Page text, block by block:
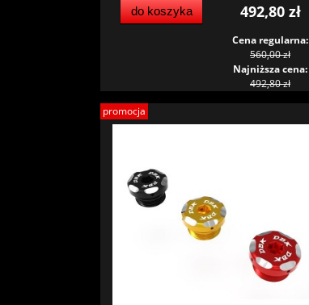
492,80 zł
Cena regularna:
560,00 zł
Najniższa cena:
492,80 zł
do koszyka
promocja